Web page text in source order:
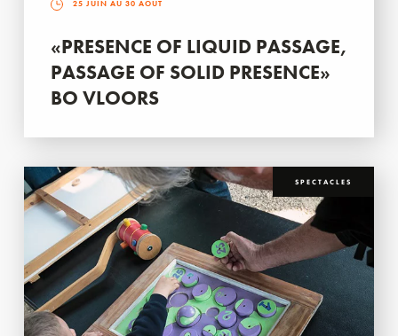
25 JUIN AU 30 AOÛT
«PRESENCE OF LIQUID PASSAGE,
PASSAGE OF SOLID PRESENCE»
BO VLOORS
SPECTACLES